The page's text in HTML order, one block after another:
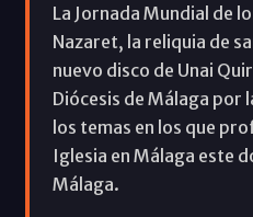
La Jornada Mundial de
Nazaret, la reliquia de
nuevo disco de Unai
Diócesis de Málaga por
los temas en los que
Iglesia en Málaga este
Málaga.